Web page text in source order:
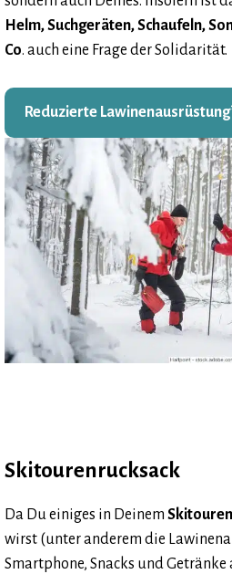
Helm, Suchgeräten, Schaufeln,
Co. auch eine Frage der Solidarität.
Reduzierte
Skitourenrucksack
Da Du einiges in Deinem
wirst (unter anderem die
Smartphone, Snacks und